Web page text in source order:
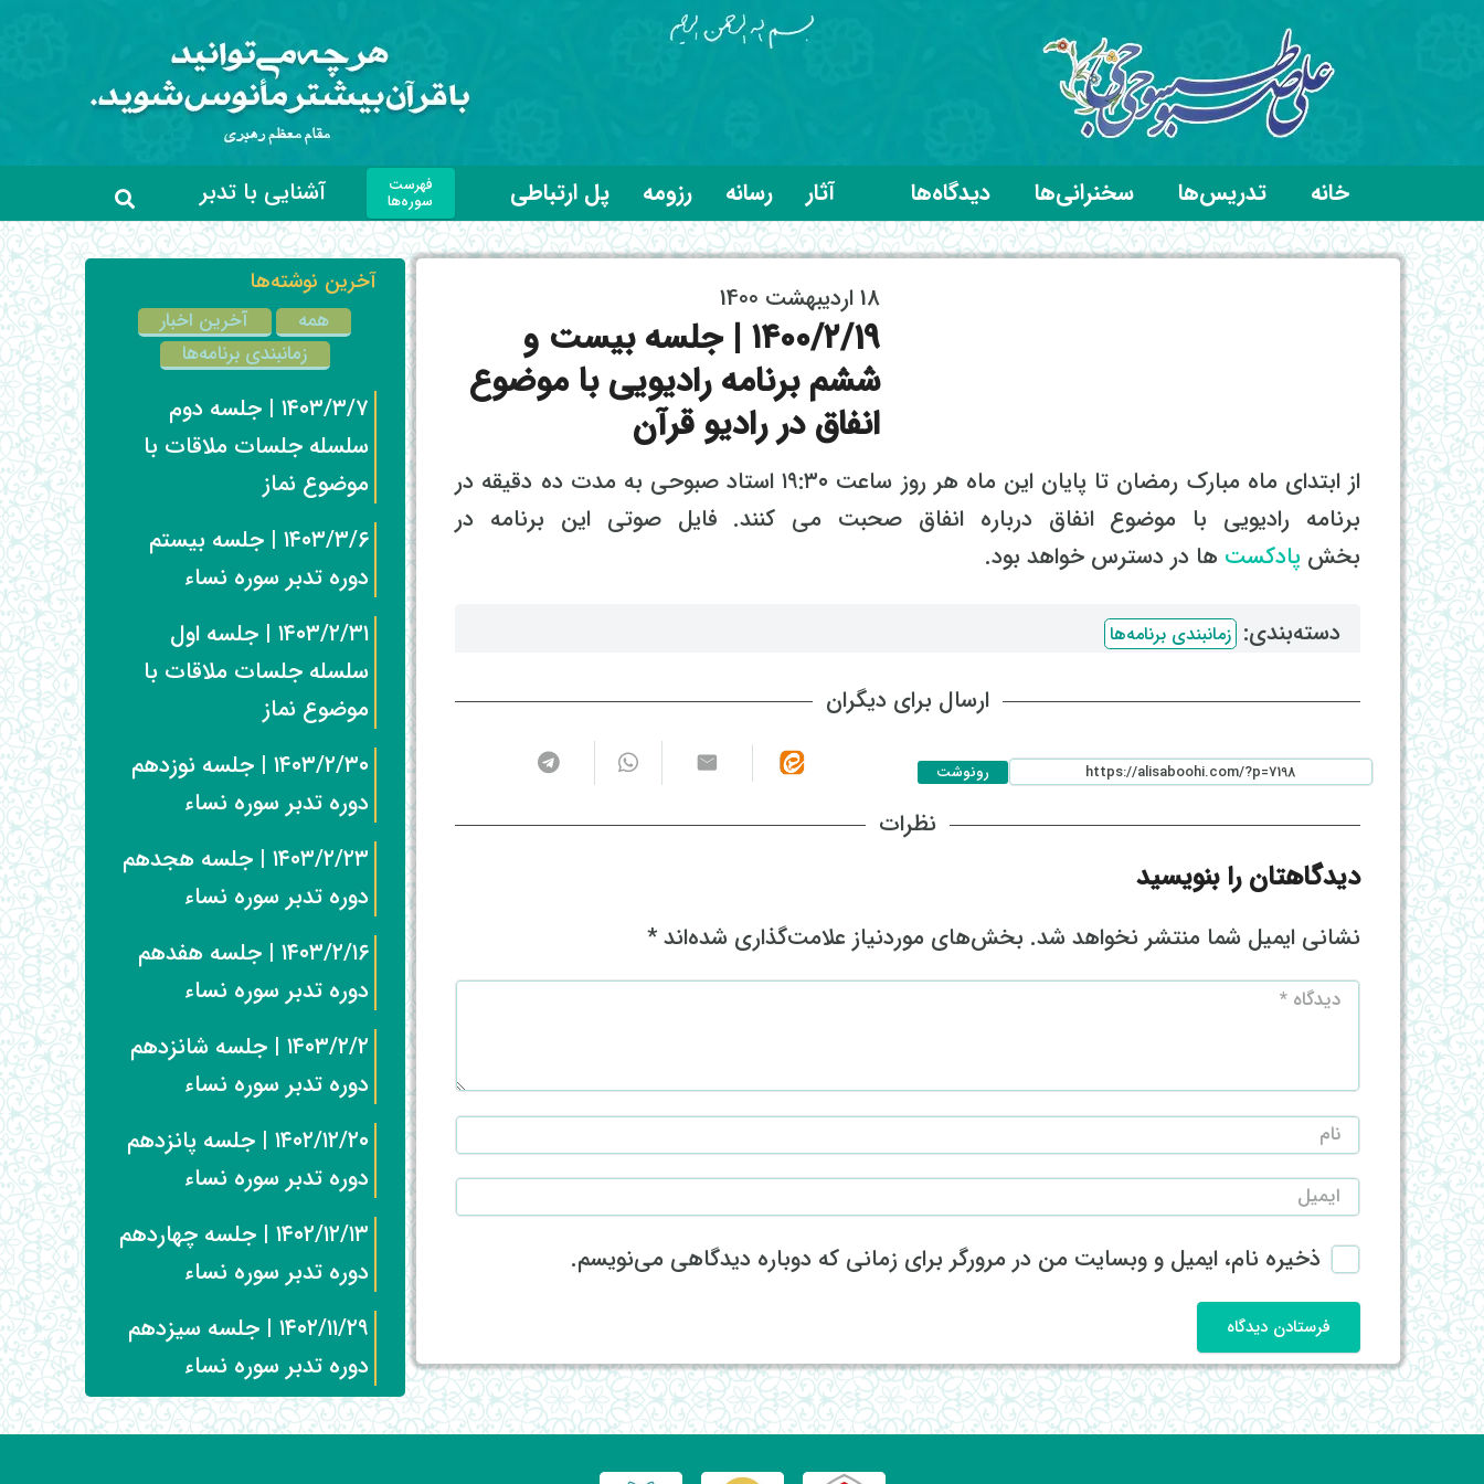
خانه تدریس‌ها سخنرانی‌ها دیدگاه‌ها آثار رسانه رزومه پل ارتباطی فهرست
سوره‌ها آشنایی با تدبر
18 اردیبهشت 1400
۱۴۰۰/۲/19 | جلسه بیست و
ششم برنامه رادیویی با موضوع
انفاق در رادیو قرآن
از ابتدای ماه مبارک رمضان تا پایان این ماه هر روز ساعت ۱۹:۳۰ استاد صبوحی به مدت ده دقیقه در
برنامه رادیویی با موضوع انفاق درباره انفاق صحبت می کنند. فایل صوتی این برنامه در
بخش پادکست ها در دسترس خواهد بود.
دسته‌بندی: ‌زمانبندی برنامه‌ها
ارسال برای دیگران
رونوشت
نظرات
دیدگاهتان را بنویسید
نشانی ایمیل شما منتشر نخواهد شد. بخش‌های موردنیاز علامت‌گذاری شده‌اند*
ذخیره نام، ایمیل و وبسایت من در مرورگر برای زمانی که دوباره دیدگاهی می‌نویسم.
فرستادن دیدگاه
آخرین نوشته‌ها
همه
آخرین اخبار
زمانبندی برنامه‌ها
۱۴۰۳/۳/۷ | جلسه دوم
سلسله جلسات ملاقات با
موضوع نماز
۱۴۰۳/۳/۶ | جلسه بیستم
دوره تدبر سوره نساء
۱۴۰۳/۲/۳۱ | جلسه اول
سلسله جلسات ملاقات با
موضوع نماز
۱۴۰۳/۲/۳۰ | جلسه نوزدهم
دوره تدبر سوره نساء
۱۴۰۳/۲/۲۳ | جلسه هجدهم
دوره تدبر سوره نساء
۱۴۰۳/۲/۱۶ | جلسه هفدهم
دوره تدبر سوره نساء
۱۴۰۳/۲/۲ | جلسه شانزدهم
دوره تدبر سوره نساء
۱۴۰۲/۱۲/۲۰ | جلسه پانزدهم
دوره تدبر سوره نساء
۱۴۰۲/۱۲/۱۳ | جلسه چهاردهم
دوره تدبر سوره نساء
۱۴۰۲/۱۱/۲۹ | جلسه سیزدهم
دوره تدبر سوره نساء